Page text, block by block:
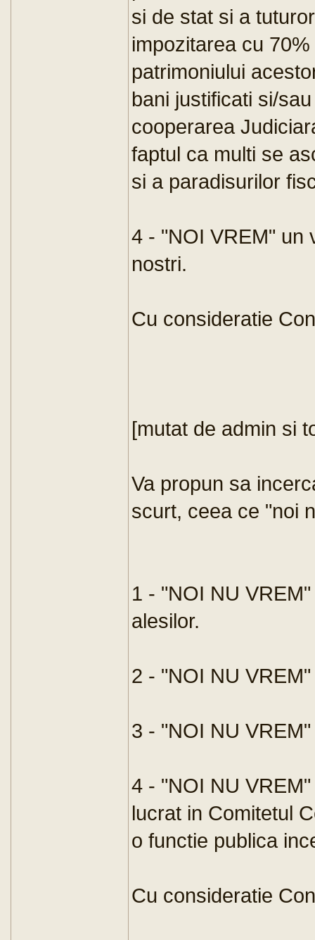
si de stat si a
impozitarea cu
patrimoniului
bani justificati si/
cooperarea
faptul ca multi se
si a paradisurilor
4 - "NOI VREM" un
nostri.
Cu consideratie
[mutat de admin si
Va propun sa
scurt, ceea ce "noi
1 - "NOI NU
alesilor.
2 - "NOI NU
3 - "NOI NU
4 - "NOI NU
lucrat in Comitetul
o functie publica
Cu consideratie